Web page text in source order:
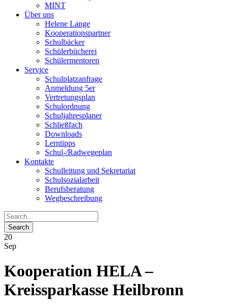
MINT
Über uns
Helene Lange
Kooperationspartner
Schulbäcker
Schülerbücherei
Schülermentoren
Service
Schulplatzanfrage
Anmeldung 5er
Vertretungsplan
Schulordnung
Schuljahresplaner
Schließfach
Downloads
Lerntipps
Schul-/Radwegeplan
Kontakte
Schulleitung und Sekretariat
Schulsozialarbeit
Berufsberatung
Wegbeschreibung
20
Sep
Kooperation HELA –
Kreissparkasse Heilbronn